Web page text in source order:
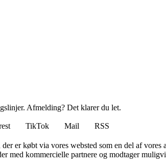
Afmelding? Det klarer du let.
TikTok Mail
RSS
er købt via vores websted som en del af vores
med kommercielle partnere og modtager